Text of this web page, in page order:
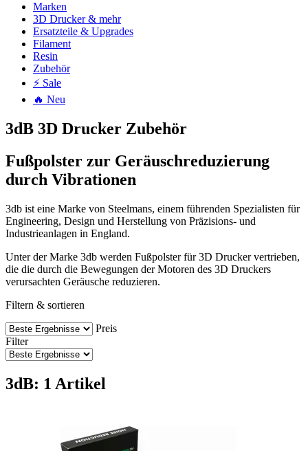
Marken
3D Drucker & mehr
Ersatzteile & Upgrades
Filament
Resin
Zubehör
⚡ Sale
🔥 Neu
3dB 3D Drucker Zubehör
Fußpolster zur Geräuschreduzierung
durch Vibrationen
3db ist eine Marke von Steelmans, einem führenden Spezialisten für
Engineering, Design und Herstellung von Präzisions- und
Industrieanlagen in England.
Unter der Marke 3db werden Fußpolster für 3D Drucker vertrieben,
die die durch die Bewegungen der Motoren des 3D Druckers
verursachten Geräusche reduzieren.
Filtern & sortieren
Preis
Filter
3dB: 1 Artikel